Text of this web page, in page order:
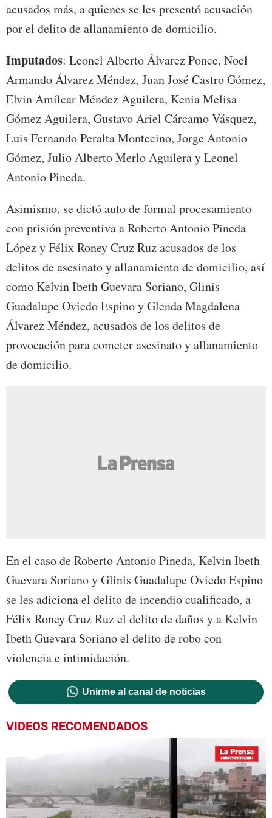
acusados más, a quienes se les presentó acusación
por el delito de allanamiento de domicilio.
Imputados: Leonel Alberto Álvarez Ponce, Noel
Armando Álvarez Méndez, Juan José Castro Gómez,
Elvin Amílcar Méndez Aguilera, Kenia Melisa
Gómez Aguilera, Gustavo Ariel Cárcamo Vásquez,
Luis Fernando Peralta Montecino, Jorge Antonio
Gómez, Julio Alberto Merlo Aguilera y Leonel
Antonio Pineda.
Asimismo, se dictó auto de formal procesamiento
con prisión preventiva a Roberto Antonio Pineda
López y Félix Roney Cruz Ruz acusados de los
delitos de asesinato y allanamiento de domicilio, así
como Kelvin Ibeth Guevara Soriano, Glinis
Guadalupe Oviedo Espino y Glenda Magdalena
Álvarez Méndez, acusados de los delitos de
provocación para cometer asesinato y allanamiento
de domicilio.
En el caso de Roberto Antonio Pineda, Kelvin Ibeth
Guevara Soriano y Glinis Guadalupe Oviedo Espino
se les adiciona el delito de incendio cualificado, a
Félix Roney Cruz Ruz el delito de daños y a Kelvin
Ibeth Guevara Soriano el delito de robo con
violencia e intimidación.
Unirme al canal de noticias
VIDEOS RECOMENDADOS